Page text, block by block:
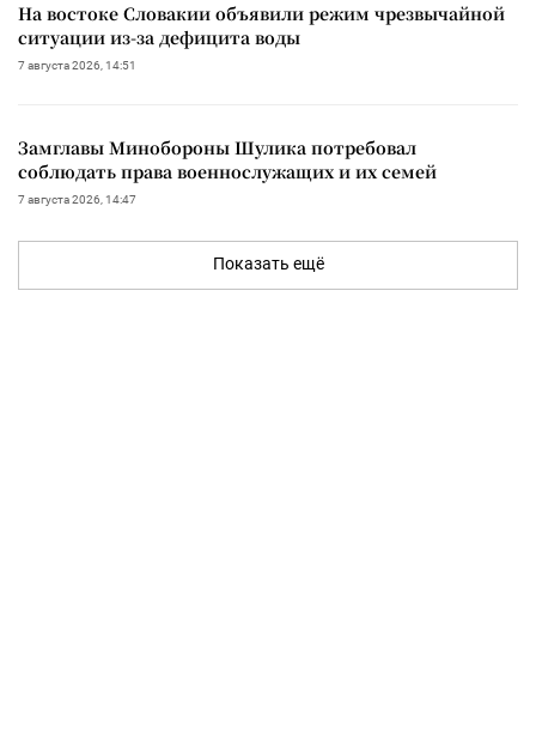
На востоке Словакии объявили режим чрезвычайной
ситуации из-за дефицита воды
7 августа 2026, 14:51
Замглавы Минобороны Шулика потребовал
соблюдать права военнослужащих и их семей
7 августа 2026, 14:47
Показать ещё